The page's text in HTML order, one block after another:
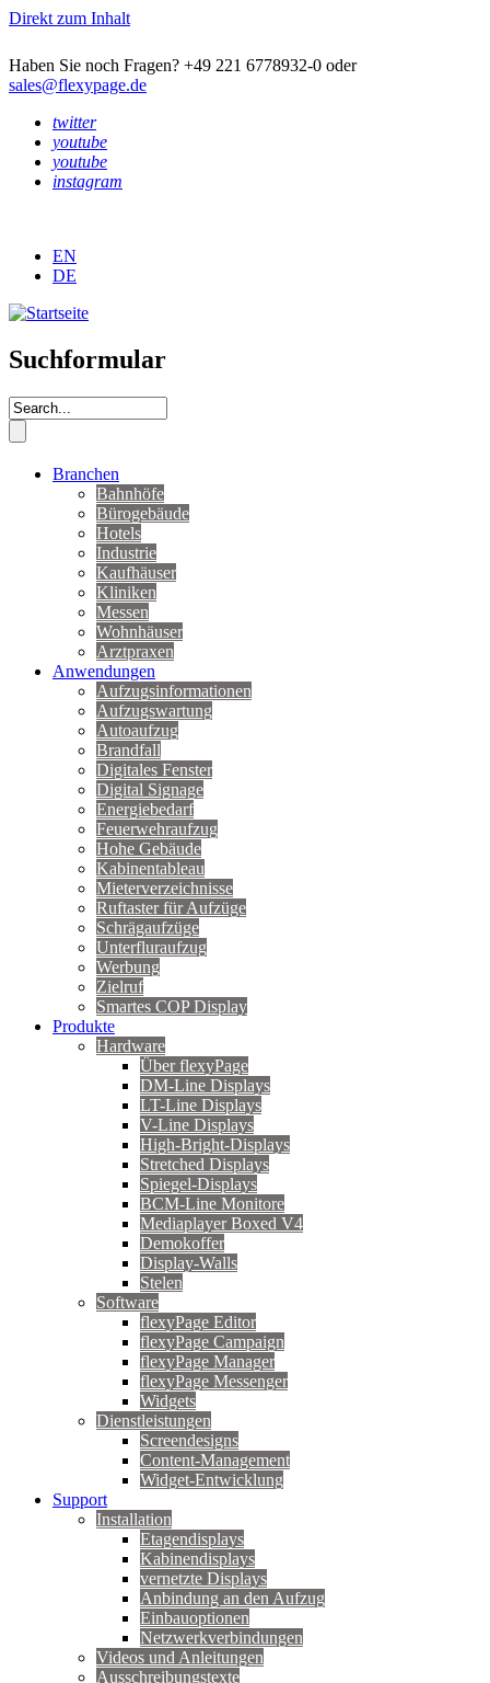
Direkt zum Inhalt
Haben Sie noch Fragen? +49 221 6778932-0 oder
sales@flexypage.de
twitter
youtube
youtube
instagram
EN
DE
Suchformular
Branchen
Bahnhöfe
Bürogebäude
Hotels
Industrie
Kaufhäuser
Kliniken
Messen
Wohnhäuser
Arztpraxen
Anwendungen
Aufzugsinformationen
Aufzugswartung
Autoaufzug
Brandfall
Digitales Fenster
Digital Signage
Energiebedarf
Feuerwehraufzug
Hohe Gebäude
Kabinentableau
Mieterverzeichnisse
Ruftaster für Aufzüge
Schrägaufzüge
Unterfluraufzug
Werbung
Zielruf
Smartes COP Display
Produkte
Hardware
Über flexyPage
DM-Line Displays
LT-Line Displays
V-Line Displays
High-Bright-Displays
Stretched Displays
Spiegel-Displays
BCM-Line Monitore
Mediaplayer Boxed V4
Demokoffer
Display-Walls
Stelen
Software
flexyPage Editor
flexyPage Campaign
flexyPage Manager
flexyPage Messenger
Widgets
Dienstleistungen
Screendesigns
Content-Management
Widget-Entwicklung
Support
Installation
Etagendisplays
Kabinendisplays
vernetzte Displays
Anbindung an den Aufzug
Einbauoptionen
Netzwerkverbindungen
Videos und Anleitungen
Ausschreibungstexte